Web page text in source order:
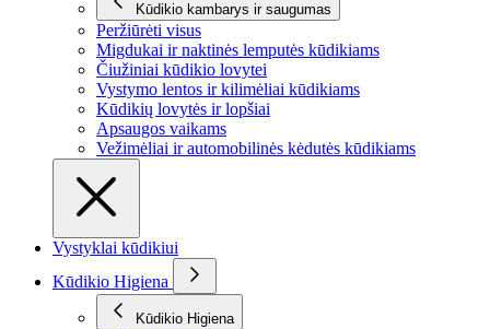
Kūdikio kambarys ir saugumas
Peržiūrėti visus
Migdukai ir naktinės lemputės kūdikiams
Čiužiniai kūdikio lovytei
Vystymo lentos ir kilimėliai kūdikiams
Kūdikių lovytės ir lopšiai
Apsaugos vaikams
Vežimėliai ir automobilinės kėdutės kūdikiams
Vystyklai kūdikiui
Kūdikio Higiena
Kūdikio Higiena